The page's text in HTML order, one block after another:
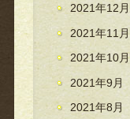
2021年12月
2021年11月
2021年10月
2021年9月
2021年8月